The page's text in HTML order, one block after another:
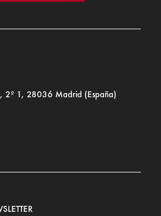
2º 1, 28036 Madrid (España)